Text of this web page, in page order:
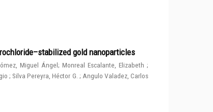
gold nanoparticles
Miguel Ángel; Monreal Escalante, Elizabeth;
; Silva Pereyra, Héctor G. ; Angulo Valadez, Carlos